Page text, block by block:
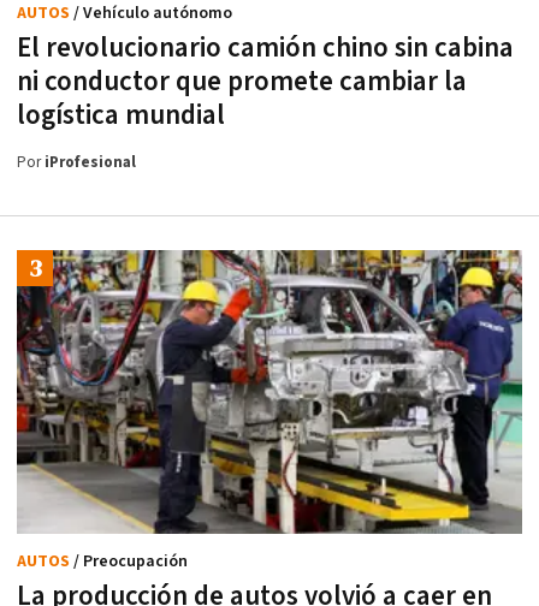
El revolucionario camión chino sin cabina
ni conductor que promete cambiar la
logística mundial
AUTOS / Vehículo autónomo
PoriProfesional
La producción de autos volvió a caer en
AUTOS / Preocupación